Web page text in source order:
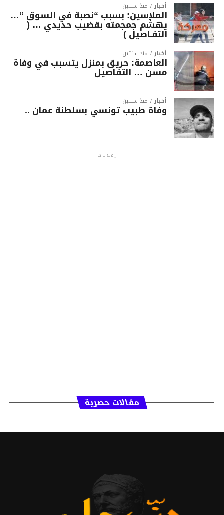
أخبار منذ سنتين
الملاسين: بسبب “نصبة في السوق “…
يهشّم جمجمته بقضيب حديدي … (
التفـاصيل )
أخبار منذ سنتين
العاصمة: حريق بمنزل يتسبب في وفاة
مسن … التفاصيل
أخبار منذ سنتين
وفاة طبيب تونسي بسلطنة عمان ..
إعلانات
مقالات حصرية